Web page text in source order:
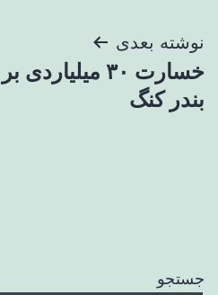
نوشته بعدی
خسارت ۳۰
بندر کنگ
جستجو